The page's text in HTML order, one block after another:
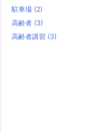
駐車場 (2)
高齢者 (3)
高齢者講習 (3)